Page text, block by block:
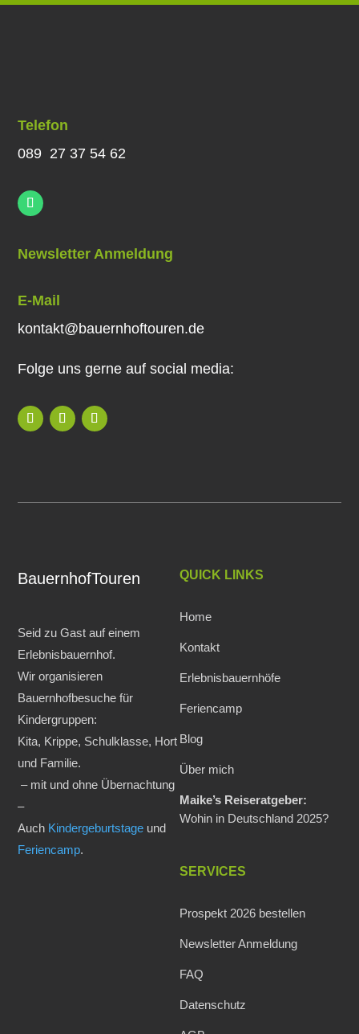
Telefon
089 27 37 54 62
Newsletter Anmeldung
E-Mail
kontakt@bauernhoftouren.de
Folge uns gerne auf social media:
BauernhofTouren
Seid zu Gast auf einem
Erlebnisbauernhof.
Wir organisieren
Bauernhofbesuche für
Kindergruppen:
Kita, Krippe, Schulklasse, Hort
und Familie.
– mit und ohne Übernachtung
–
Auch Kindergeburtstage und
Feriencamp.
QUICK LINKS
Home
Kontakt
Erlebnisbauernhöfe
Feriencamp
Blog
Über mich
Maike’s Reiseratgeber:
Wohin in Deutschland 2025?
SERVICES
Prospekt 2026 bestellen
Newsletter Anmeldung
FAQ
Datenschutz